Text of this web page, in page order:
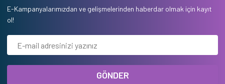
E-Kampanyalarımızdan ve gelişmelerinden haberdar olmak için kayıt
ol!
GÖNDER